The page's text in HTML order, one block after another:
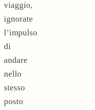
viaggio,
ignorate
l’impulso
di
andare
nello
stesso
posto